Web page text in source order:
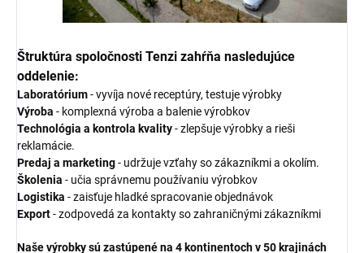
Štruktúra spoločnosti Tenzi zahŕňa nasledujúce
oddelenie:
Laboratórium- vyvíja nové receptúry, testuje výrobky
Výroba - komplexná výroba a balenie výrobkov
Technológia a kontrola kvality- zlepšuje výrobky a rieši
reklamácie.
Predaj a marketing- udržuje vzťahy so zákazníkmi a okolím.
Školenia - učia správnemu používaniu výrobkov
Logistika - zaisťuje hladké spracovanie objednávok
Export- zodpovedá za kontakty so zahraničnými zákazníkmi
Naše výrobky sú zastúpené na 4 kontinentoch v 50 krajinách